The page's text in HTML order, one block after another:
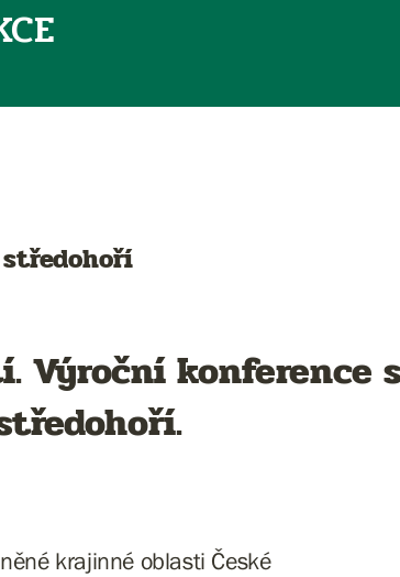
středohoří
Výroční konference
krajinné oblasti České